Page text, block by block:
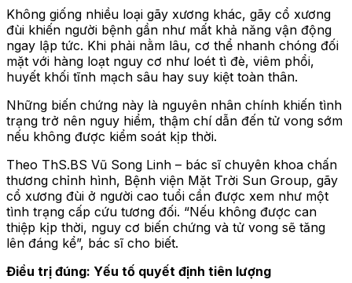
Không giống nhiều loại gãy xương khác, gãy cổ xương
đùi khiến người bệnh gần như mất khả năng vận động
ngay lập tức. Khi phải nằm lâu, cơ thể nhanh chóng đối
mặt với hàng loạt nguy cơ như loét tì đè, viêm phổi,
huyết khối tĩnh mạch sâu hay suy kiệt toàn thân.
Những biến chứng này là nguyên nhân chính khiến tình
trạng trở nên nguy hiểm, thậm chí dẫn đến tử vong sớm
nếu không được kiểm soát kịp thời.
Theo ThS.BS Vũ Song Linh – bác sĩ chuyên khoa chấn
thương chỉnh hình, Bệnh viện Mặt Trời Sun Group, gãy
cổ xương đùi ở người cao tuổi cần được xem như một
tình trạng cấp cứu tương đối. “Nếu không được can
thiệp kịp thời, nguy cơ biến chứng và tử vong sẽ tăng
lên đáng kể”, bác sĩ cho biết.
Điều trị đúng: Yếu tố quyết định tiên lượng